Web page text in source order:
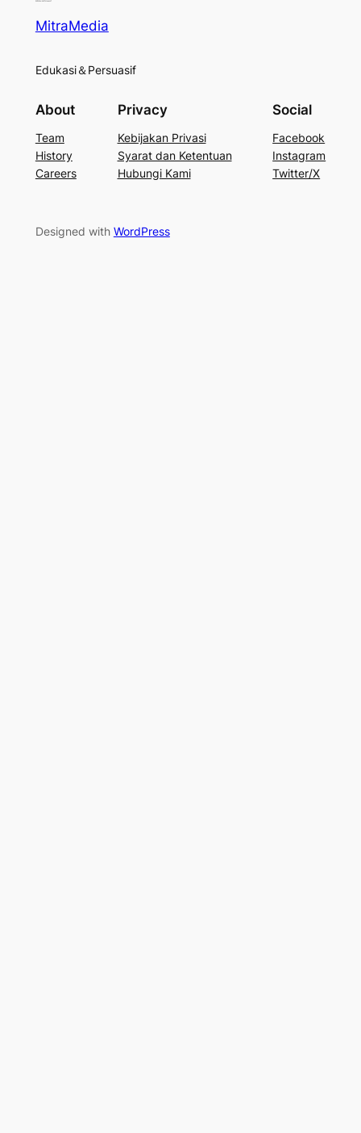
MitraMedia
Edukasi＆Persuasif
About
Team
History
Careers
Privacy
Kebijakan Privasi
Syarat dan Ketentuan
Hubungi Kami
Social
Facebook
Instagram
Twitter/X
Designed with WordPress